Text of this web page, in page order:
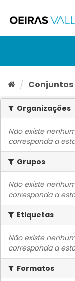
para
conteúdo
Conjuntos
Organizações
Não existe
corresponda a
Grupos
Não existe
corresponda a
Etiquetas
Não existe
corresponda a
Formatos